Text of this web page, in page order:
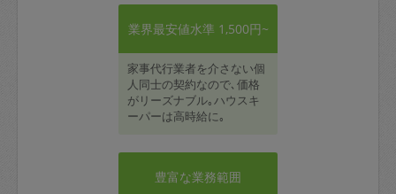
業界最安値水準 1,500円~
家事代行業者を介さない個
人同士の契約なので､価格
がリーズナブル｡ハウスキ
ーパーは高時給に｡
豊富な業務範囲